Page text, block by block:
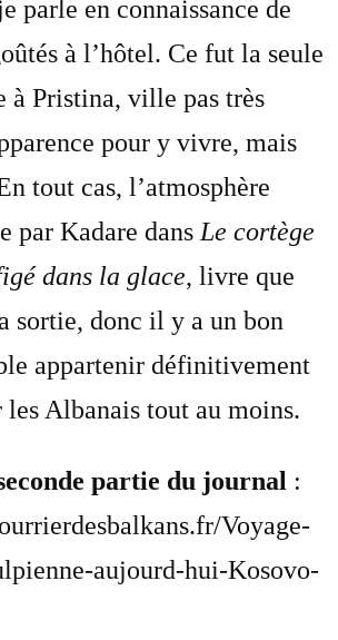
parle en connaissance de
à l’hôtel. Ce fut la seule
à Pristina, ville pas très
pour y vivre, mais
tout cas, l’atmosphère
par Kadare dans Le cortège
dans la glace, livre que
sortie, donc il y a un bon
appartenir définitivement
les Albanais tout au moins.
partie du journal :
Voyage-
aujourd-hui-Kosovo-